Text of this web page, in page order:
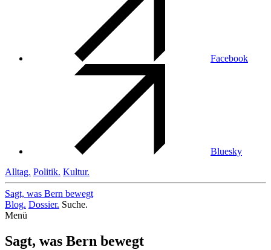
Facebook
Bluesky
Alltag. Politik. Kultur.
Sagt, was Bern bewegt
Blog. Dossier. Suche.
Menü
Sagt, was Bern bewegt